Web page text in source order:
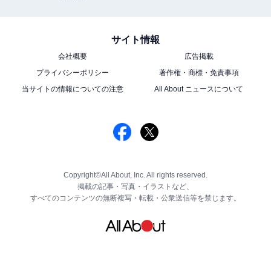
サイト情報
会社概要
広告掲載
プライバシーポリシー
著作権・商標・免責事項
当サイトの情報についての注意
All About ニュースについて
Copyright©All About, Inc. All rights reserved.
掲載の記事・写真・イラストなど、
すべてのコンテンツの無断複写・転載・公衆送信等を禁じます。